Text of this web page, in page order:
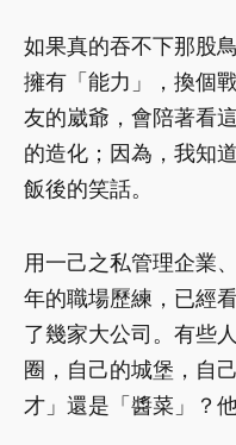
如果真的吞不下那股
擁有「能力」，換個
友的崴爺，會陪著看
的造化；因為，我知
飯後的笑話。
用一己之私管理企業
年的職場歷練，已經
了幾家大公司。有些
圈，自己的城堡，自
才」還是「醬菜」？